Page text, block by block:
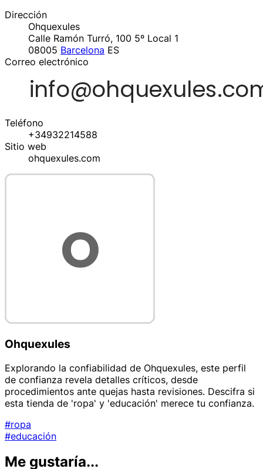
Dirección
Ohquexules
Calle Ramón Turró, 100 5º Local 1
08005 Barcelona ES
Correo electrónico
Teléfono
+34932214588
Sitio web
ohquexules.com
Ohquexules
Explorando la confiabilidad de Ohquexules, este perfil
de confianza revela detalles críticos, desde
procedimientos ante quejas hasta revisiones. Descifra si
esta tienda de 'ropa' y 'educación' merece tu confianza.
#ropa
#educación
Me gustaría...